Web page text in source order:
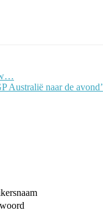
Australië naar de avond’